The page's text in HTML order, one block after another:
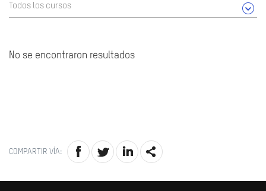
Todos los cursos
No se encontraron resultados
COMPARTIR VÍA: